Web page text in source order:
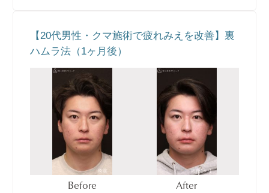
【20代男性・クマ施術で疲れみえを改善】裏
ハムラ法（1ヶ月後）
Before After